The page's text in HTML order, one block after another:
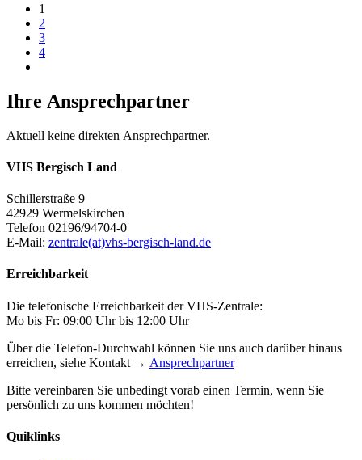
1
2
3
4
Ihre Ansprechpartner
Aktuell keine direkten Ansprechpartner.
VHS Bergisch Land
Schillerstraße 9
42929 Wermelskirchen
Telefon 02196/94704-0
E-Mail: zentrale(at)vhs-bergisch-land.de
Erreichbarkeit
Die telefonische Erreichbarkeit der VHS-Zentrale:
Mo bis Fr: 09:00 Uhr bis 12:00 Uhr
Über die Telefon-Durchwahl können Sie uns auch darüber hinaus
erreichen, siehe Kontakt → Ansprechpartner
Bitte vereinbaren Sie unbedingt vorab einen Termin, wenn Sie
persönlich zu uns kommen möchten!
Quiklinks